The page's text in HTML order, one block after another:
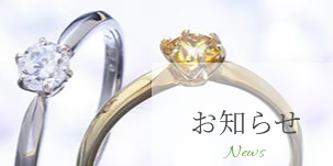
お知らせ
News